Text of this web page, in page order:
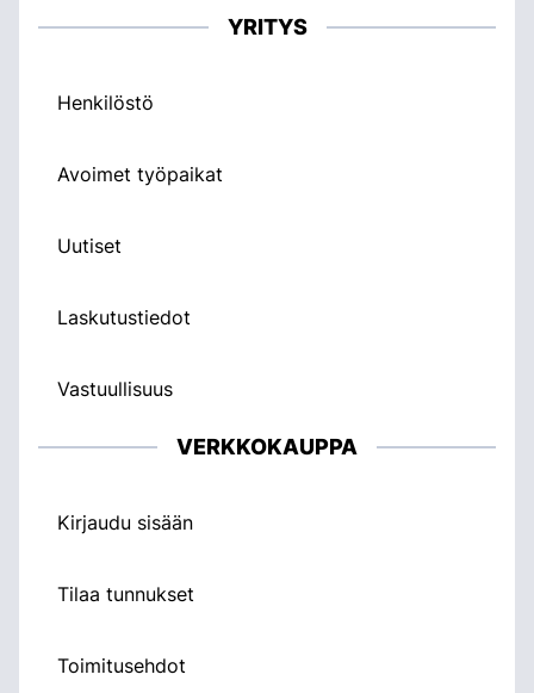
YRITYS
Henkilöstö
Avoimet työpaikat
Uutiset
Laskutustiedot
Vastuullisuus
VERKKOKAUPPA
Kirjaudu sisään
Tilaa tunnukset
Toimitusehdot